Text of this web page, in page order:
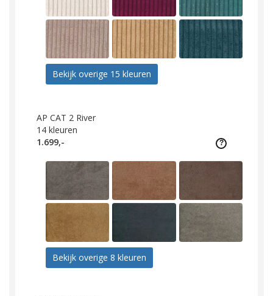
Bekijk overige 15 kleuren
AP CAT 2 River
14 kleuren
1.699,-
Bekijk overige 8 kleuren